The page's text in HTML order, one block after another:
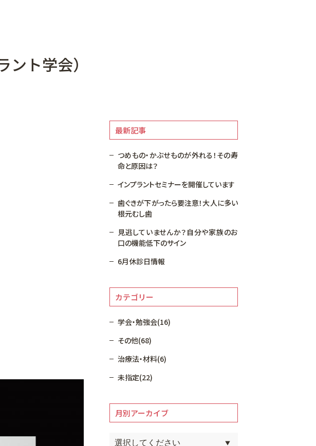
ト学会）
最新記事
つめもの・かぶせものが外れる！その寿
命と原因は？
インプラントセミナーを開催しています
歯ぐきが下がったら要注意！大人に多い
根元むし歯
見逃していませんか？自分や家族のお
口の機能低下のサイン
6月休診日情報
カテゴリー
学会・勉強会(16)
その他(68)
治療法・材料(6)
未指定(22)
月別アーカイブ